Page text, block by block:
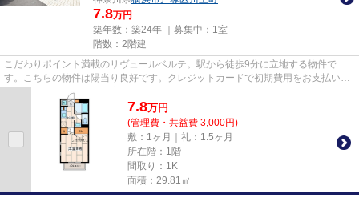
7.8万円
築年数：築24年 ｜募集中： 1室
階数：2階建
こだわりポイント満載のリヴュールベルテ。駅から徒歩9分に立地する物件で
す。こちらの物件は陽当り良好です。クレジットカードで初期費用をお支払いい
ただける物件です。横浜市戸塚区...
7.8万円
(管理費・共益費 3,000円)
敷：1ヶ月｜礼：1.5ヶ月
所在階：1階
間取り：1K
面積：29.81㎡